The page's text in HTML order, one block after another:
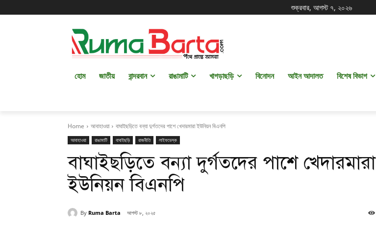
শুক্রবার, আগস্ট ৭, ২০২৬
হোম জাতীয় বান্দরবান রাঙামাটি খাগড়াছড়ি বিনোদন আইন আদালত বিশেষ বিভাগ
Home আবাহাওয়া বাঘাইছড়িতে বন্যা দুর্গতদের পাশে খেদারমারা ইউনিয়ন বিএনপি
আবাহাওয়া রাঙামাটি বাঘাইছড়ি রাজনীতি লাইফডেস্ক
বাঘাইছড়িতে বন্যা দুর্গতদের পাশে খেদারমারা
ইউনিয়ন বিএনপি
By Ruma Barta আগস্ট ৮, ২০২৫